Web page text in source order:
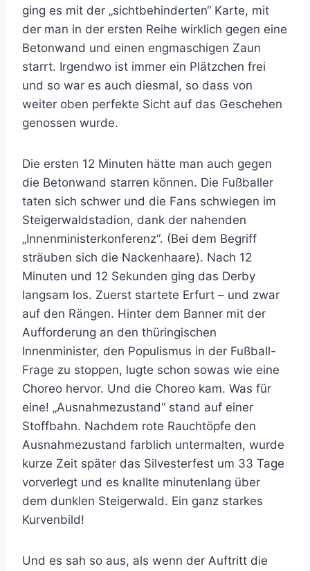
ging es mit der „sichtbehinderten“ Karte, mit
der man in der ersten Reihe wirklich gegen eine
Betonwand und einen engmaschigen Zaun
starrt. Irgendwo ist immer ein Plätzchen frei
und so war es auch diesmal, so dass von
weiter oben perfekte Sicht auf das Geschehen
genossen wurde.
Die ersten 12 Minuten hätte man auch gegen
die Betonwand starren können. Die Fußballer
taten sich schwer und die Fans schwiegen im
Steigerwaldstadion, dank der nahenden
„Innenministerkonferenz“. (Bei dem Begriff
sträuben sich die Nackenhaare). Nach 12
Minuten und 12 Sekunden ging das Derby
langsam los. Zuerst startete Erfurt – und zwar
auf den Rängen. Hinter dem Banner mit der
Aufforderung an den thüringischen
Innenminister, den Populismus in der Fußball-
Frage zu stoppen, lugte schon sowas wie eine
Choreo hervor. Und die Choreo kam. Was für
eine! „Ausnahmezustand“ stand auf einer
Stoffbahn. Nachdem rote Rauchtöpfe den
Ausnahmezustand farblich untermalten, wurde
kurze Zeit später das Silvesterfest um 33 Tage
vorverlegt und es knallte minutenlang über
dem dunklen Steigerwald. Ein ganz starkes
Kurvenbild!
Und es sah so aus, als wenn der Auftritt die